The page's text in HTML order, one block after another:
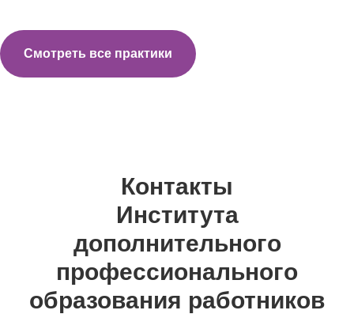
Смотреть все практики
Контакты
Института
дополнительного
профессионального
образования работников